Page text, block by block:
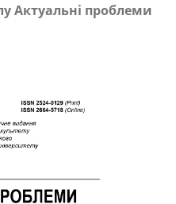
Актуальні проблеми